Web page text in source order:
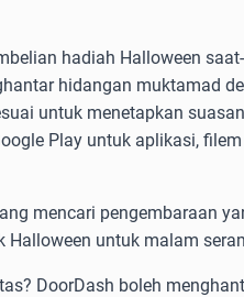
hadiah Halloween
hidangan muktamad
untuk menetapkan
Play untuk aplikasi,
mencari pengembaraan
Halloween untuk malam
DoorDash boleh